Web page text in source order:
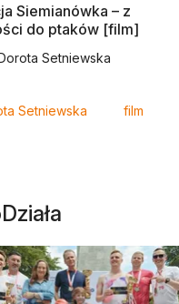
Siemianówka – z
do ptaków [film]
Setniewska
Setniewska film